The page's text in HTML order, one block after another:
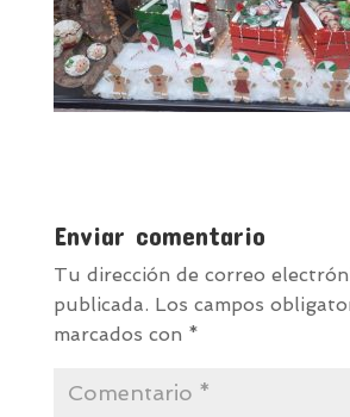
Enviar comentario
Tu dirección de correo
publicada. Los campos
marcados con *